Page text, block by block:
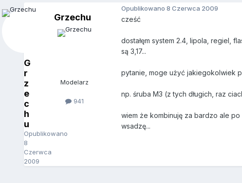
G
r
z
e
c
h
u
Opublikowano
8
Czerwca
2009
Grzechu
Modelarz
941
Opublikowano 8 Czerwca 2009
cześć
dostałęm system 2.4, lipola, regiel,
są 3,17...
pytanie, moge użyć jakiegokolwiek
np. śruba M3 (z tych długich, raz
wiem że kombinuję za bardzo ale
wsadzę...